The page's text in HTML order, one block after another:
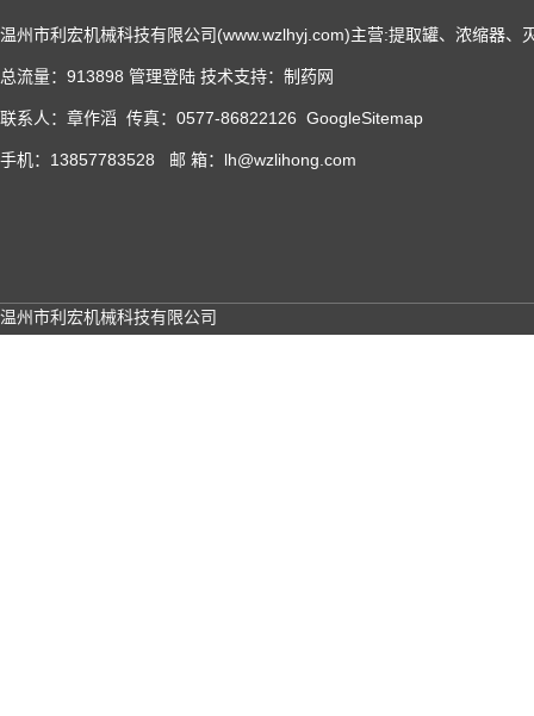
温州市利宏机械科技有限公司(www.wzlhyj.com)主营:提取罐、浓缩器、
总流量：913898 管理登陆 技术支持： 制药网
联系人：章作滔 传真：0577-86822126 GoogleSitemap
手机：13857783528 邮 箱：lh@wzlihong.com
温州市利宏机械科技有限公司